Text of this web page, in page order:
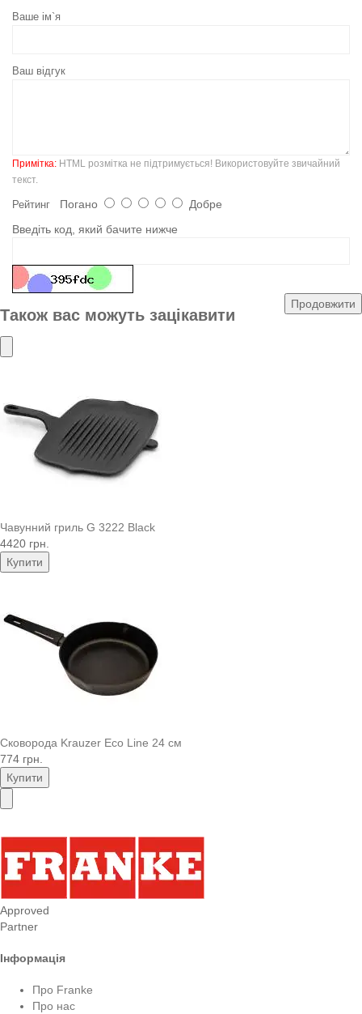
Ваше ім`я
Ваш відгук
Примітка: HTML розмітка не підтримується! Використовуйте звичайний
текст.
Рейтинг Погано
Добре
Введіть код, який бачите нижче
Продовжити
Також вас можуть зацікавити
Чавунний гриль G 3222 Black
4420 грн.
Купити
Сковорода Krauzer Eco Line 24 см
774 грн.
Купити
Approved
Partner
Інформація
Про Franke
Про нас